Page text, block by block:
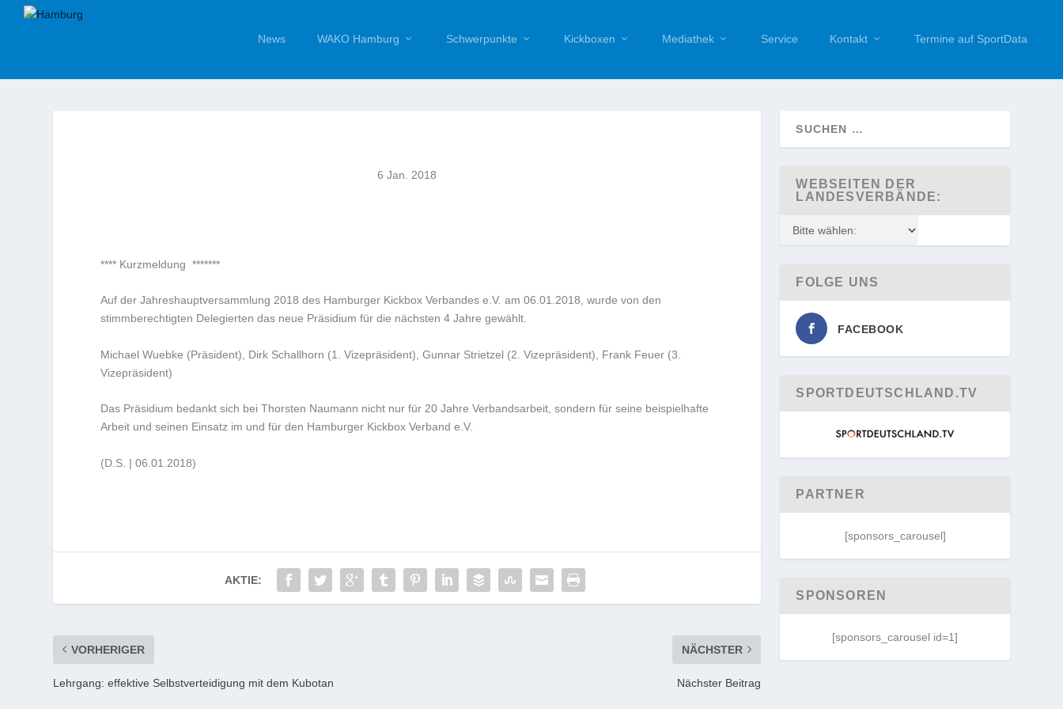
News WAKO Hamburg Schwerpunkte Kickboxen Mediathek Service Kontakt Termine auf SportData
6 Jan. 2018
**** Kurzmeldung *******
Auf der Jahreshauptversammlung 2018 des Hamburger Kickbox Verbandes e.V. am 06.01.2018, wurde von den
stimmberechtigten Delegierten das neue Präsidium für die nächsten 4 Jahre gewählt.
Michael Wuebke (Präsident), Dirk Schallhorn (1. Vizepräsident), Gunnar Strietzel (2. Vizepräsident), Frank Feuer (3.
Vizepräsident)
Das Präsidium bedankt sich bei Thorsten Naumann nicht nur für 20 Jahre Verbandsarbeit, sondern für seine beispielhafte
Arbeit und seinen Einsatz im und für den Hamburger Kickbox Verband e.V.
(D.S. | 06.01.2018)
AKTIE:
VORHERIGER
Lehrgang: effektive Selbstverteidigung mit dem Kubotan
NÄCHSTER
Nächster Beitrag
WEBSEITEN DER
LANDESVERBÄNDE:
FOLGE UNS
FACEBOOK
SPORTDEUTSCHLAND.TV
PARTNER
[sponsors_carousel]
SPONSOREN
[sponsors_carousel id=1]